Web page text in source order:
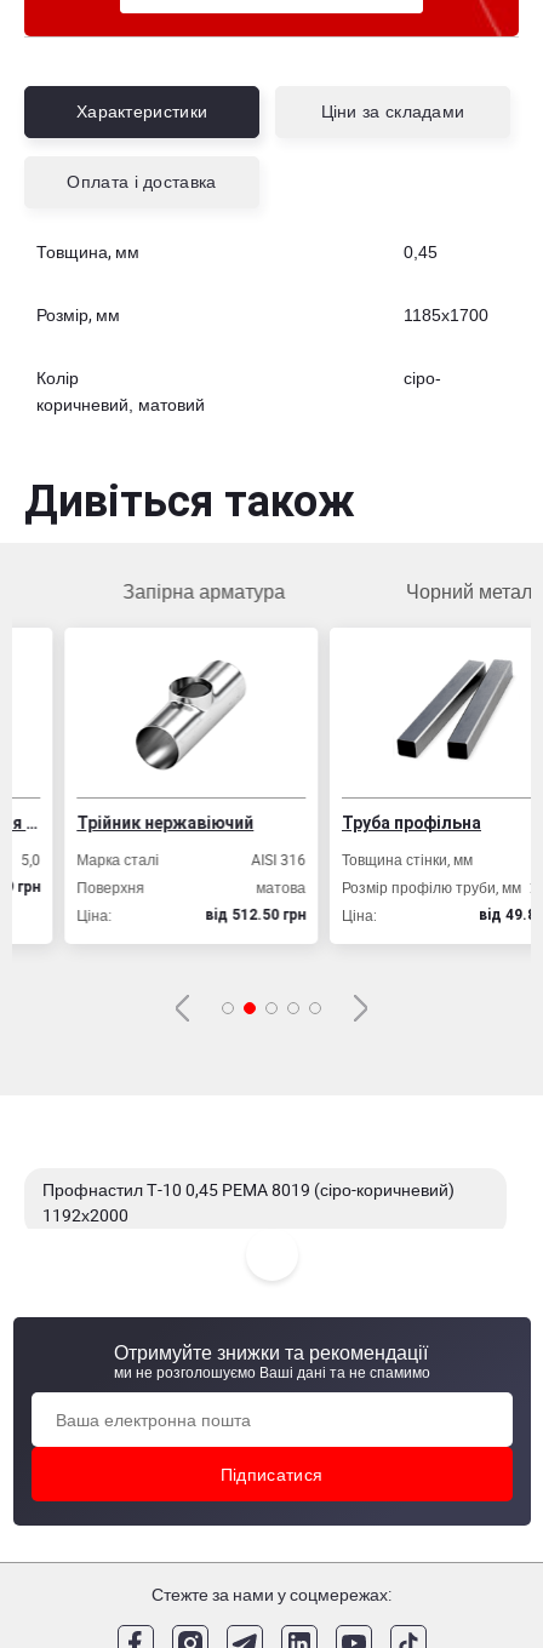
Характеристики Ціни за складами
Оплата і доставка
Товщина, мм 0,45
Розмір, мм 1185х1700
Колір
сіро-
коричневий, матовий
Дивіться також
Запірна арматура
Трійник нержавіючий
Марка сталі
AISI 316
Поверхня
матова
вiд 512.50 грн
Чорний метал
Труба профільна
Товщина стінки, мм
Розмір профілю труби, мм 20х20
Ціна:
вiд 49.80 грн
Профнастил Т-10 0,45 PEMA 8019 (сіро-коричневий)
1192х2000
Профнастил Т-10 0,45 PEMA 8019 (сіро-коричневий)
1192х1800
Профнастил Т-10 0,45 PEMA 8019 (сіро-коричневий)
Отримуйте знижки та рекомендації
ми не розголошуємо Ваші дані та не спамимо
Стежте за нами у соцмережах: